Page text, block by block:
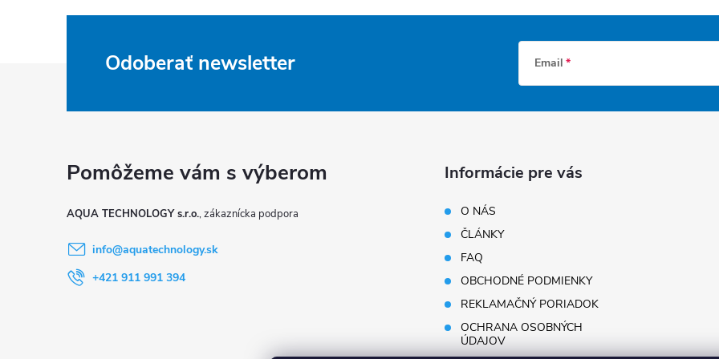
Odoberať newsletter Email
AQUA TECHNOLOGY s.r.o.
info@aquatechnology.sk
+421 911 991 394
Informácie pre vás
O NÁS
ČLÁNKY
FAQ
OBCHODNÉ PODMIENKY
REKLAMAČNÝ PORIADOK
OCHRANA OSOBNÝCH
ÚDAJOV